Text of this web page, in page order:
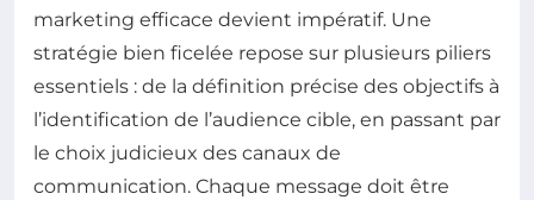
marketing efficace devient impératif. Une
stratégie bien ficelée repose sur plusieurs piliers
essentiels : de la définition précise des objectifs à
l’identification de l’audience cible, en passant par
le choix judicieux des canaux de
communication. Chaque message doit être